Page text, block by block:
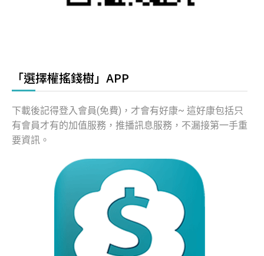
「選擇權搖錢樹」APP
下載後記得登入會員(免費)，才會有好康~ 這好康包括只
有會員才有的加值服務，推播訊息服務，不漏接第一手重
要資訊。